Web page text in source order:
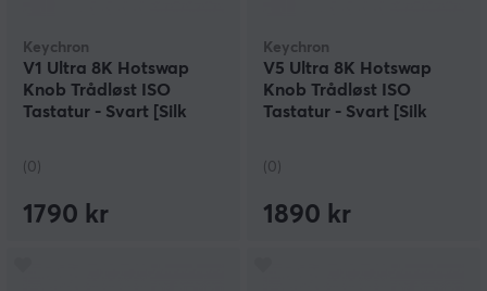
Keychron
V1 Ultra 8K Hotswap
Knob Trådløst ISO
Tastatur - Svart [Silk
(0)
1790 kr
Keychron
V5 Ultra 8K Hotswap
Knob Trådløst ISO
Tastatur - Svart [Silk
(0)
1890 kr